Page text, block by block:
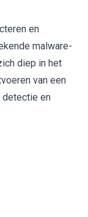
en
malware-
diep in het
van een
en